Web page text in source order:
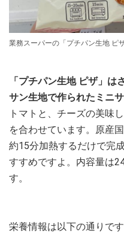
業務スーパーの「プチパン生地 ピ
「プチパン生地 ピザ」は
サン生地で作られたミニ
トマトと、チーズの美味
を合わせています。原産
約15分加熱するだけで完
すすめですよ。内容量は
す。
栄養情報は以下の通りです